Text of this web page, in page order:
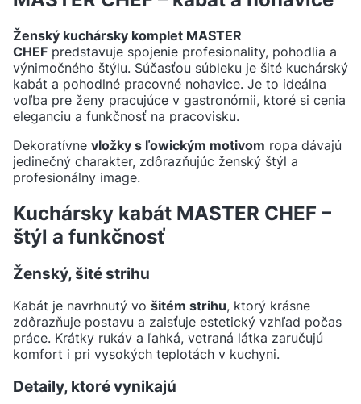
Ženský kuchársky komplet MASTER
CHEF predstavuje spojenie profesionality, pohodlia a
výnimočného štýlu. Súčasťou súbleku je šité kuchárský
kabát a pohodlné pracovné nohavice. Je to ideálna
voľba pre ženy pracujúce v gastronómii, ktoré si cenia
eleganciu a funkčnosť na pracovisku.
Dekoratívne vložky s ľowickým motivom ropa dávajú
jedinečný charakter, zdôrazňujúc ženský štýl a
profesionálny image.
Kuchársky kabát MASTER CHEF –
štýl a funkčnosť
Ženský, šité strihu
Kabát je navrhnutý vo šitém strihu, ktorý krásne
zdôrazňuje postavu a zaisťuje estetický vzhľad počas
práce. Krátky rukáv a ľahká, vetraná látka zaručujú
komfort i pri vysokých teplotách v kuchyni.
Detaily, ktoré vynikajú